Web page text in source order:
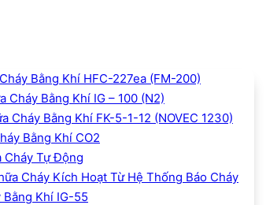
Bằng Khí HFC-227ea (FM-200)
Cháy Bằng Khí IG – 100 (N2)
Cháy Bằng Khí FK-5-1-12 (NOVEC 1230)
Bằng Khí CO2
Cháy Tự Động
Cháy Kích Hoạt Từ Hệ Thống Báo Cháy
Khí IG-55